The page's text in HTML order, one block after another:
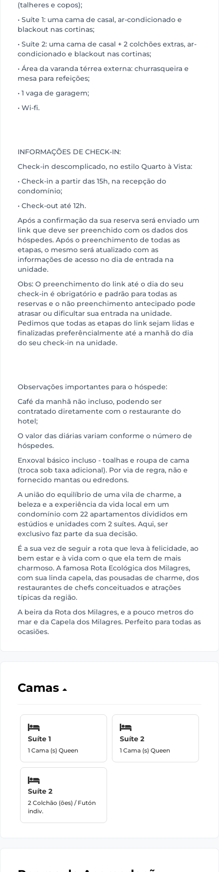
(talheres e copos);
• Suíte 1: uma cama de casal, ar-condicionado e
blackout nas cortinas;
• Suíte 2: uma cama de casal + 2 colchões extras, ar-
condicionado e blackout nas cortinas;
• Área da varanda térrea externa: churrasqueira e
mesa para refeições;
• 1 vaga de garagem;
• Wi-fi.
INFORMAÇÕES DE CHECK-IN:
Check-in descomplicado, no estilo Quarto à Vista:
• Check-in a partir das 15h, na recepção do
condomínio;
• Check-out até 12h.
Após a confirmação da sua reserva será enviado um
link que deve ser preenchido com os dados dos
hóspedes. Após o preenchimento de todas as
etapas, o mesmo será atualizado com as
informações de acesso no dia de entrada na
unidade.
Obs: O preenchimento do link até o dia do seu
check-in é obrigatório e padrão para todas as
reservas e o não preenchimento antecipado pode
atrasar ou dificultar sua entrada na unidade.
Pedimos que todas as etapas do link sejam lidas e
finalizadas preferêncialmente até a manhã do dia
do seu check-in na unidade.
Observações importantes para o hóspede:
Café da manhã não incluso, podendo ser
contratado diretamente com o restaurante do
hotel;
O valor das diárias variam conforme o número de
hóspedes.
Enxoval básico incluso - toalhas e roupa de cama
(troca sob taxa adicional). Por via de regra, não e
fornecido mantas ou edredons.
A união do equilíbrio de uma vila de charme, a
beleza e a experiência da vida local em um
condomínio com 22 apartamentos divididos em
estúdios e unidades com 2 suítes. Aqui, ser
exclusivo faz parte da sua decisão.
É a sua vez de seguir a rota que leva à felicidade, ao
bem estar e à vida com o que ela tem de mais
charmoso. A famosa Rota Ecológica dos Milagres,
com sua linda capela, das pousadas de charme, dos
restaurantes de chefs conceituados e atrações
típicas da região.
A beira da Rota dos Milagres, e a pouco metros do
mar e da Capela dos Milagres. Perfeito para todas as
ocasiões.
Camas
Suíte 1
1 Cama (s) Queen
Suíte 2
1 Cama (s) Queen
Suíte 2
2 Colchão (ões) / Futón
indiv.